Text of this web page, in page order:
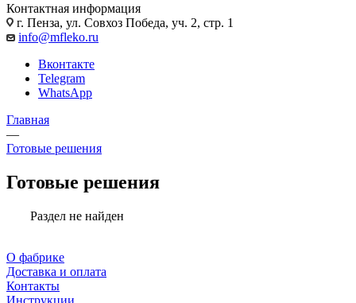
Контактная информация
г. Пенза, ул. Совхоз Победа, уч. 2, стр. 1
info@mfleko.ru
Вконтакте
Telegram
WhatsApp
Главная
—
Готовые решения
Готовые решения
Раздел не найден
О фабрике
Доставка и оплата
Контакты
Инструкции